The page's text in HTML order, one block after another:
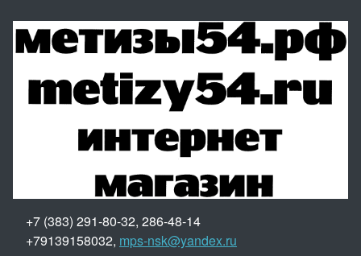
+7 (383) 291-80-32, 286-48-14
+79139158032, mps-nsk@yandex.ru